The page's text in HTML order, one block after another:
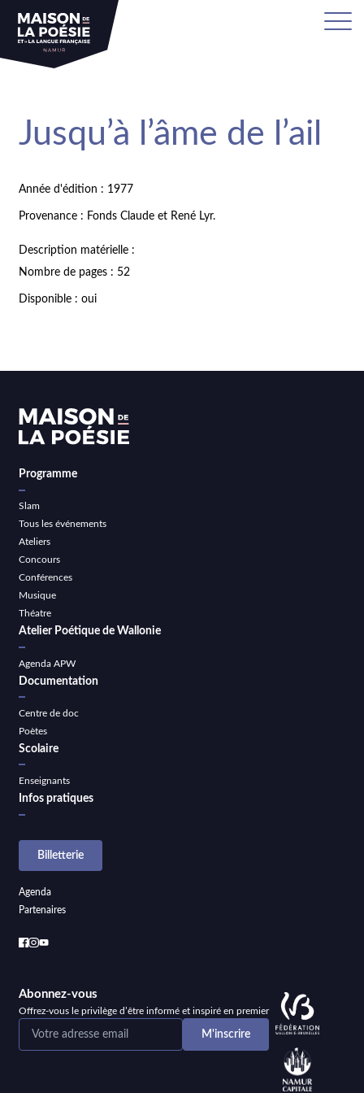
Jusqu’à l’âme de l’ail
Année d'édition : 1977
Provenance : Fonds Claude et René Lyr.
Description matérielle :
Nombre de pages : 52
Disponible : oui
Programme
Slam
Tous les événements
Ateliers
Concours
Conférences
Musique
Théatre
Atelier Poétique de Wallonie
Agenda APW
Documentation
Centre de doc
Poètes
Scolaire
Enseignants
Infos pratiques
Billetterie
Agenda
Partenaires
Abonnez-vous
Offrez-vous le privilège d’être informé et inspiré en premier